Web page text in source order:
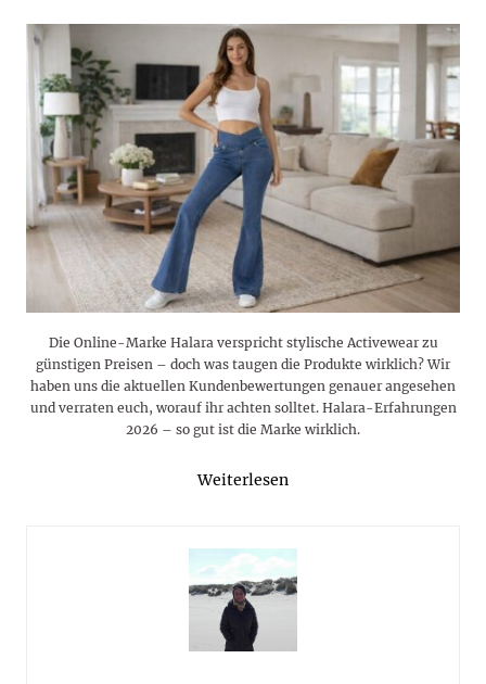
Die Online-Marke Halara verspricht stylische Activewear zu
günstigen Preisen – doch was taugen die Produkte wirklich? Wir
haben uns die aktuellen Kundenbewertungen genauer angesehen
und verraten euch, worauf ihr achten solltet. Halara-Erfahrungen
2026 – so gut ist die Marke wirklich.
Weiterlesen